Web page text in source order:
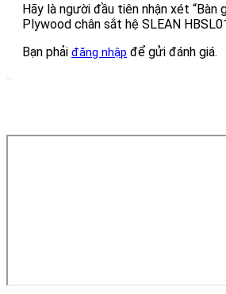
Hãy là người đầu tiên nhận xét “Bàn
Plywood chân sắt hệ SLEAN
Bạn phải đăng nhập để gửi đánh giá.